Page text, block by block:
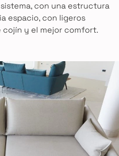
con una estructura
espacio, con ligeros
cojín y el mejor comfort.